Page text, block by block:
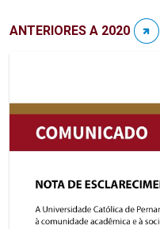
ANTERIORES A 2020